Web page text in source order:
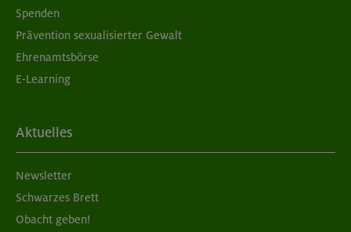
Spenden
Prävention sexualisierter Gewalt
Ehrenamtsbörse
E-Learning
Aktuelles
Newsletter
Schwarzes Brett
Obacht geben!